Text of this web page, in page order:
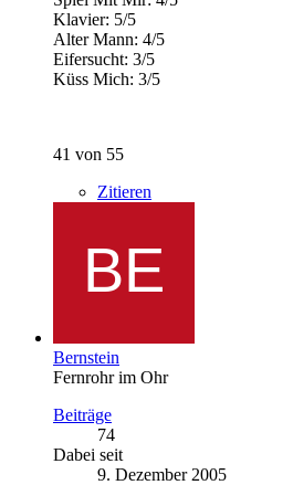
Klavier: 5/5
Alter Mann: 4/5
Eifersucht: 3/5
Küss Mich: 3/5
41 von 55
Zitieren
Bernstein
Fernrohr im Ohr
Beiträge
74
Dabei seit
9. Dezember 2005